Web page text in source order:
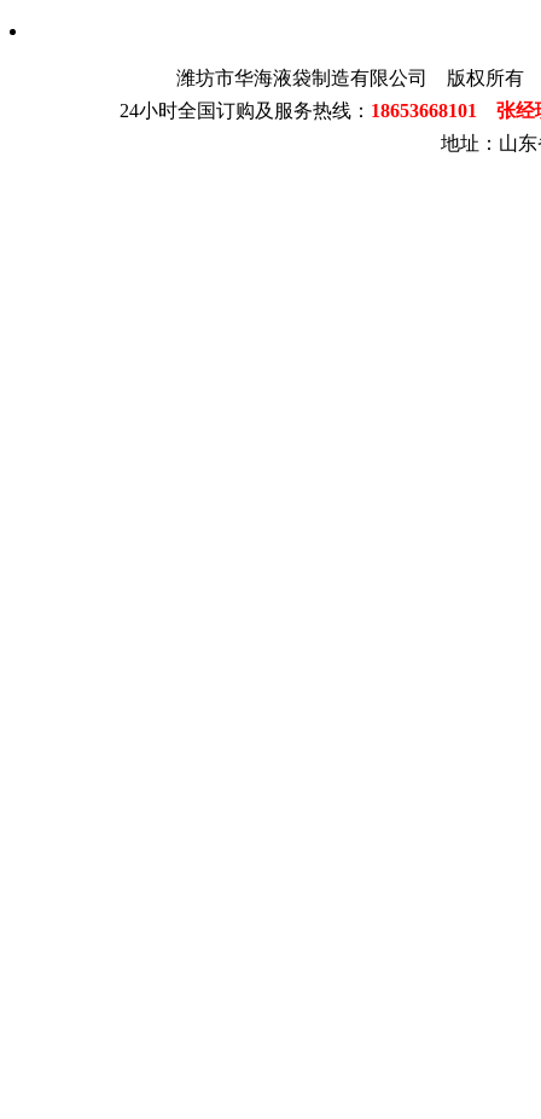
潍坊市华海液袋制造有限公司 版权所有
24小时全国订购及服务热线： 18653668101 张
地址：山